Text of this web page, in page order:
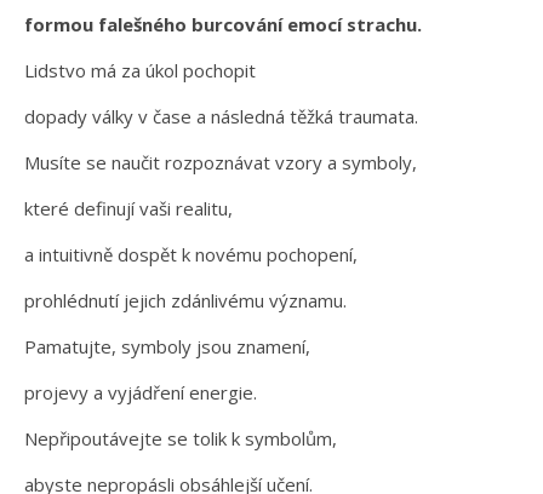
formou falešného burcování emocí strachu.
Lidstvo má za úkol pochopit
dopady války v čase a následná těžká traumata.
Musíte se naučit rozpoznávat vzory a symboly,
které definují vaši realitu,
a intuitivně dospět k novému pochopení,
prohlédnutí jejich zdánlivému významu.
Pamatujte, symboly jsou znamení,
projevy a vyjádření energie.
Nepřipoutávejte se tolik k symbolům,
abyste nepropásli obsáhlejší učení.